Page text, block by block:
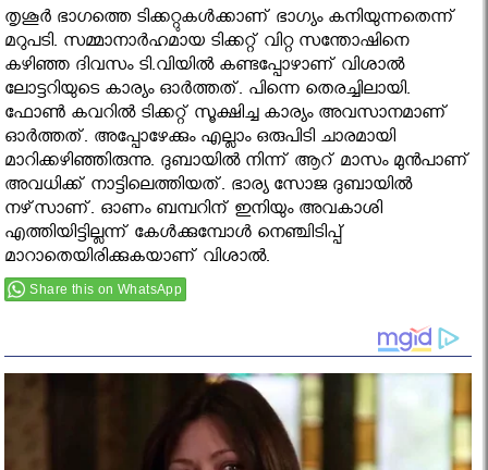
തൃശൂര്‍ ഭാഗത്തെ ടിക്കറ്റുകള്‍ക്കാണ് ഭാഗ്യം കനിയുന്നതെന്ന്
മറുപടി. സമ്മാനാര്‍ഹമായ ടിക്കറ്റ് വിറ്റ സന്തോഷിനെ
കഴിഞ്ഞ ദിവസം ടി.വിയില്‍ കണ്ടപ്പോഴാണ് വിശാല്‍
ലോട്ടറിയുടെ കാര്യം ഓര്‍ത്തത്. പിന്നെ തെരച്ചിലായി.
ഫോണ്‍ കവറില്‍ ടിക്കറ്റ് സൂക്ഷിച്ച കാര്യം അവസാനമാണ്
ഓര്‍ത്തത്. അപ്പോഴേക്കും എല്ലാം ഒരുപിടി ചാരമായി
മാറിക്കഴിഞ്ഞിരുന്നു. ദുബായില്‍ നിന്ന് ആറ് മാസം മുന്‍പാണ്
അവധിക്ക് നാട്ടിലെത്തിയത്. ഭാര്യ സോജ ദുബായില്‍
നഴ്‌സാണ്. ഓണം ബമ്പറിന് ഇനിയും അവകാശി
എത്തിയിട്ടില്ലന്ന് കേള്‍ക്കുമ്പോള്‍ നെഞ്ചിടിപ്പ്
മാറാതെയിരിക്കുകയാണ് വിശാല്‍.
Share this on WhatsApp